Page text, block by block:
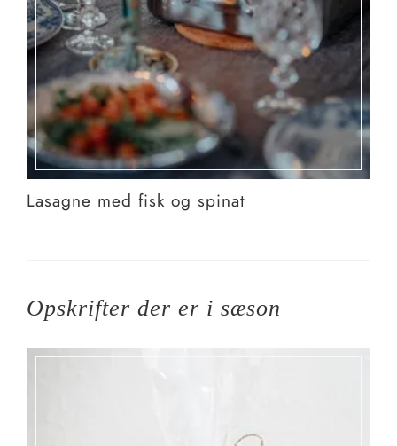
Lasagne med fisk og spinat
Opskrifter der er i sæson